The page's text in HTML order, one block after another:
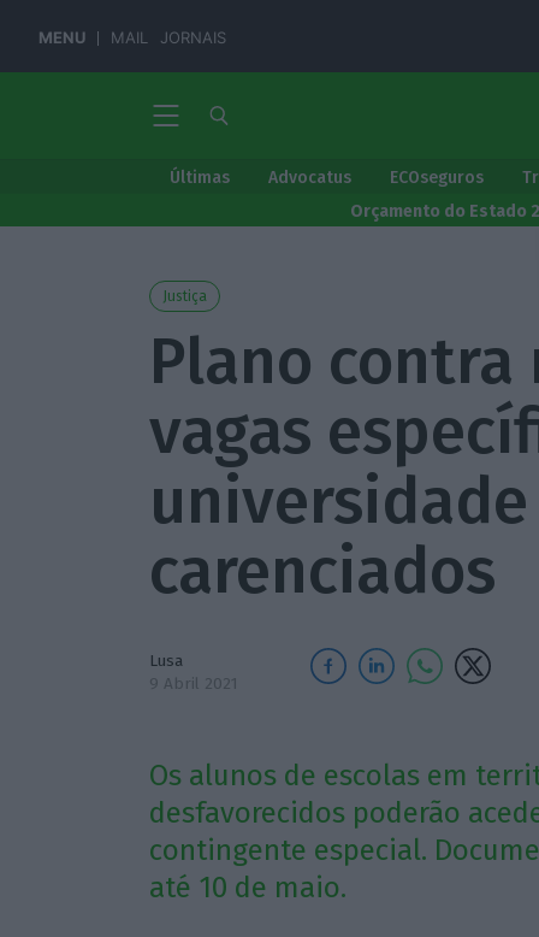
MENU MAIL JORNAIS
Últimas Advocatus ECOseguros
Orçamento do Estado
Justiça
Plano contra
vagas
carenciados
Lusa
9 Abril 2021
Os alunos de escolas em
desfavorecidos poderão
contingente especial.
até 10 de maio.